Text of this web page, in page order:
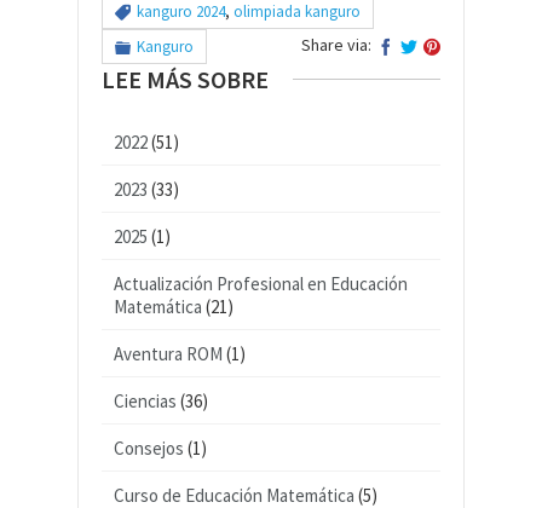
kanguro 2024, olimpiada kanguro
Kanguro
Share via:
LEE MÁS SOBRE
2022(51)
2023 (33)
2025 (1)
Actualización Profesional en Educación
Matemática (21)
Aventura ROM (1)
Ciencias (36)
Consejos (1)
Curso de Educación Matemática (5)